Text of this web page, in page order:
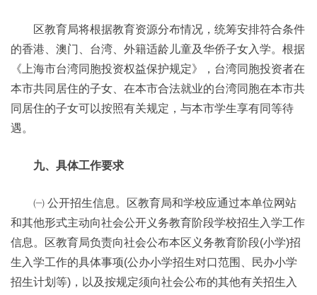
区教育局将根据教育资源分布情况，统筹安排符合条件
的香港、澳门、台湾、外籍适龄儿童及华侨子女入学。根据
《上海市台湾同胞投资权益保护规定》，台湾同胞投资者在
本市共同居住的子女、在本市合法就业的台湾同胞在本市共
同居住的子女可以按照有关规定，与本市学生享有同等待
遇。
九、具体工作要求
㈠ 公开招生信息。区教育局和学校应通过本单位网站
和其他形式主动向社会公开义务教育阶段学校招生入学工作
信息。区教育局负责向社会公布本区义务教育阶段(小学)招
生入学工作的具体事项(公办小学招生对口范围、民办小学
招生计划等)，以及按规定须向社会公布的其他有关招生入